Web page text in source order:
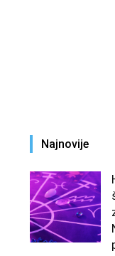
Najnovije